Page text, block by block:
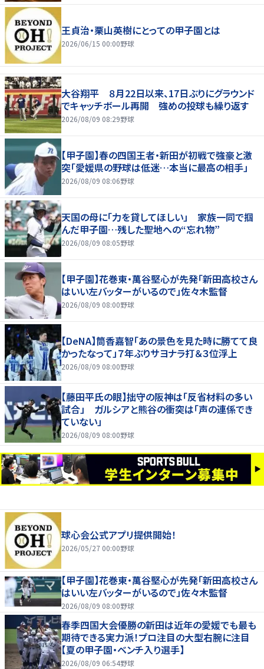
王貞治・栗山英樹にとっての甲子園とは
2026/06/15 00:00野球
大谷翔平 ８月22日以来、17日ぶりにグラウンド
でキャッチボール再開 強めの投球も繰り返す
2026/08/09 08:29野球
【甲子園】春の四国王者・新田が初戦で強豪と激
突「愛媛県の野球は低迷…本当に最高の相手」
2026/08/09 08:06野球
天国の母に「力を貸してほしい」 家族一同で掴
んだ甲子園…残した聖地への“忘れ物”
2026/08/09 08:05野球
【甲子園】花巻東・萬谷堅心が先発「新田高校さん
はいい左バッターがいるので」佐々木監督
2026/08/09 08:00野球
【DeNA】筒香嘉智「あの景色を見た時に勝てて良
かったなって」７年ぶりサヨナラ打＆３位浮上
2026/08/09 08:00野球
【藤田平氏の眼】拙守の阪神は「反省材料の多い
試合」 ガルシアと熊谷の衝突は「声の連係でき
ていない」
2026/08/09 08:00野球
球心会公式アプリ提供開始！
2026/05/27 00:00野球
【甲子園】花巻東・萬谷堅心が先発「新田高校さん
はいい左バッターがいるので」佐々木監督
2026/08/09 08:00野球
春季四国大会優勝の新田は近年の愛媛でも最も
期待できる実力派！プロ注目の大型右腕に注目
【夏の甲子園・ベンチ入り選手】
2026/08/09 06:54野球